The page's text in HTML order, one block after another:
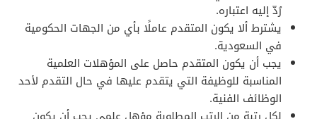
رُدّ إليه اعتباره.
يشترط ألا يكون المتقدم عاملًا بأي من الجهات الحكومية
في السعودية.
يجب أن يكون المتقدم حاصل على المؤهلات العلمية
المناسبة للوظيفة التي يتقدم عليها في حال التقدم لأحد
الوظائف الفنية.